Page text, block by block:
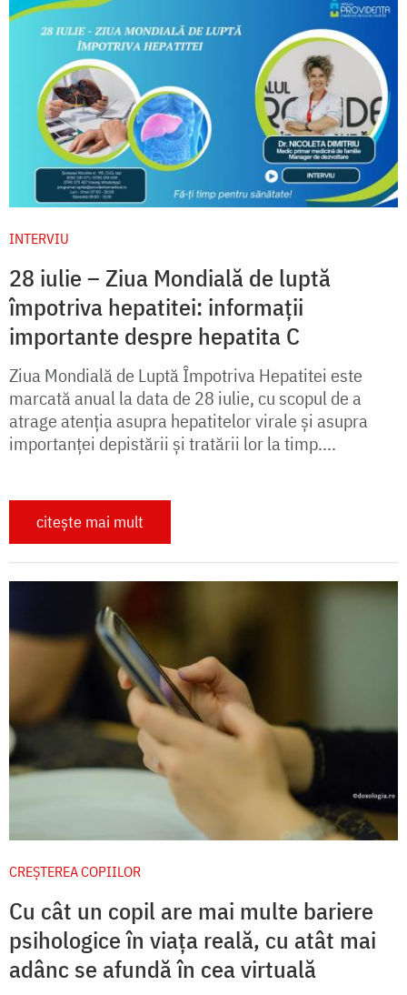
INTERVIU
28 iulie – Ziua Mondială de luptă
împotriva hepatitei: informații
importante despre hepatita C
Ziua Mondială de Luptă Împotriva Hepatitei este
marcată anual la data de 28 iulie, cu scopul de a
atrage atenția asupra hepatitelor virale și asupra
importanței depistării și tratării lor la timp....
citește mai mult
CREŞTEREA COPIILOR
Cu cât un copil are mai multe bariere
psihologice în viața reală, cu atât mai
adânc se afundă în cea virtuală